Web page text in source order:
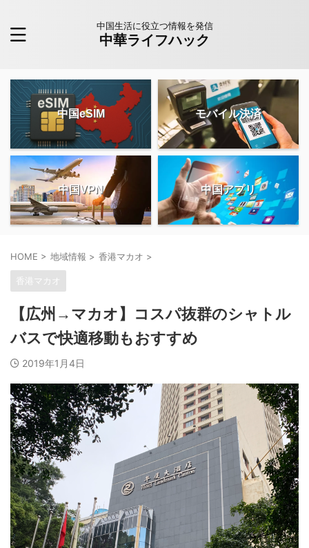
中国生活に役立つ情報を発信
中華ライフハック
中国eSIM モバイル決済
中国VPN 中国アプリ
HOME > 地域情報 > 香港マカオ >
香港マカオ
【広州→マカオ】コスパ抜群のシャトル
バスで快適移動もおすすめ
2019年1月4日